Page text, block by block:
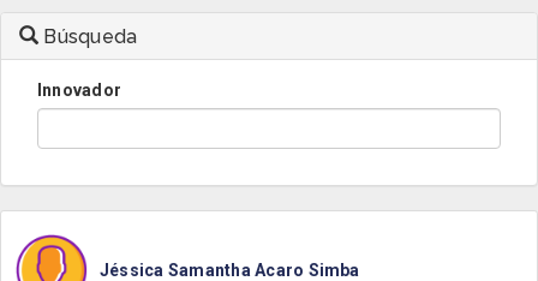
Búsqueda
Innovador
Jéssica Samantha Acaro Simba